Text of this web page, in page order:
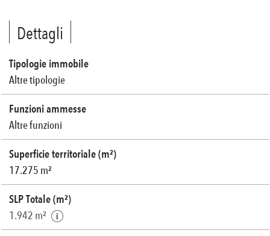
Dettagli
Tipologie immobile
Altre tipologie
Funzioni ammesse
Altre funzioni
Superficie territoriale (m²)
17.275 m²
SLP Totale (m²)
1.942 m²